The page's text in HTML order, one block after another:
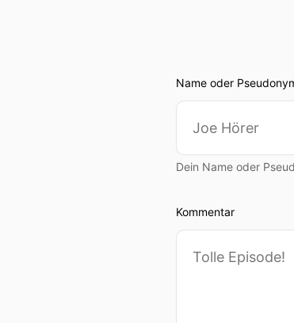
Name oder
Dein Name oder
Kommentar